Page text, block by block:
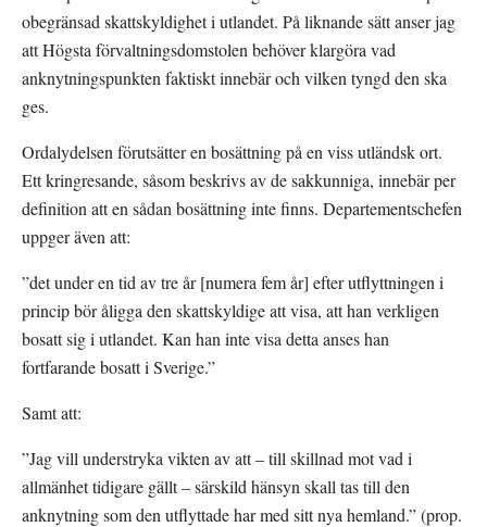
obegränsad skattskyldighet i utlandet. På liknande sätt anser jag
att Högsta förvaltningsdomstolen behöver klargöra vad
anknytningspunkten faktiskt innebär och vilken tyngd den ska
ges.
Ordalydelsen förutsätter en bosättning på en viss utländsk ort.
Ett kringresande, såsom beskrivs av de sakkunniga, innebär per
definition att en sådan bosättning inte finns. Departementschefen
uppger även att:
”det under en tid av tre år [numera fem år] efter utflyttningen i
princip bör åligga den skattskyldige att visa, att han verkligen
bosatt sig i utlandet. Kan han inte visa detta anses han
fortfarande bosatt i Sverige.”
Samt att:
”Jag vill understryka vikten av att – till skillnad mot vad i
allmänhet tidigare gällt – särskild hänsyn skall tas till den
anknytning som den utflyttade har med sitt nya hemland.” (prop.